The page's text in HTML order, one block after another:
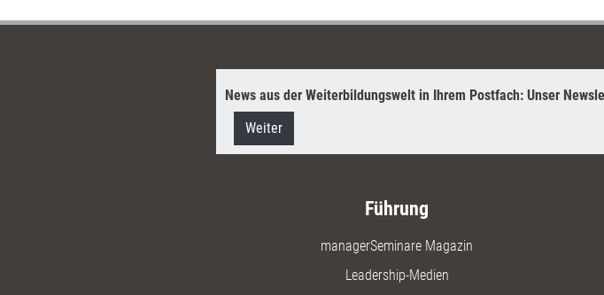
aus Philosophie und Hirnforschung
News aus der Weiterbildungswelt in Ihrem Postfach: Unser
Weiter
Führung
managerSeminare Magazin
Leadership-Medien